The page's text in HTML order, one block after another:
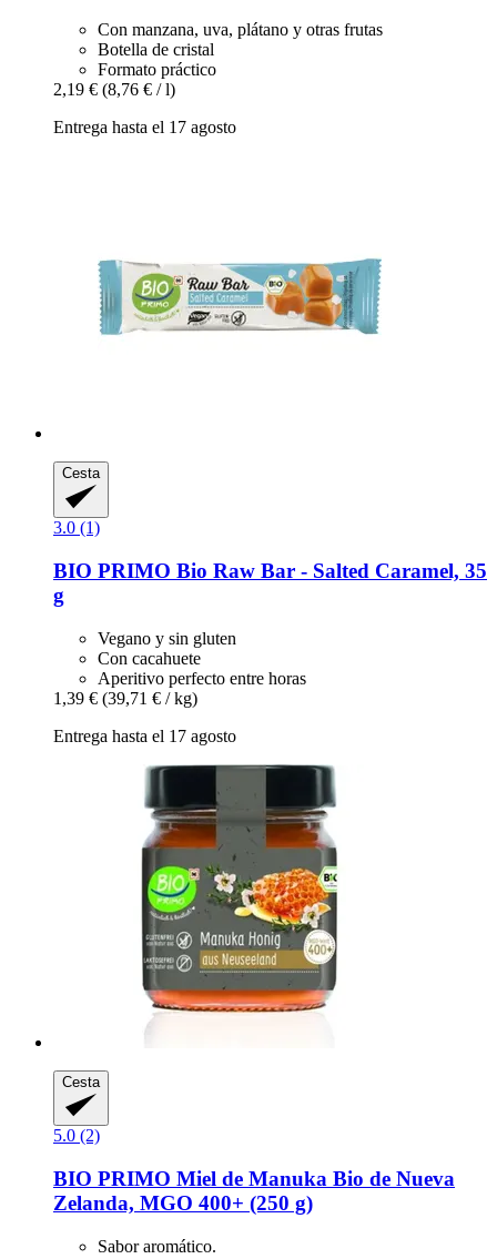
Con manzana, uva, plátano y otras frutas
Botella de cristal
Formato práctico
2,19 € (8,76 € / l)
Entrega hasta el 17 agosto
Cesta
3.0 (1)
BIO PRIMO Bio Raw Bar -​ Salted Caramel, 35
g
Vegano y sin gluten
Con cacahuete
Aperitivo perfecto entre horas
1,39 € (39,71 € / kg)
Entrega hasta el 17 agosto
Cesta
5.0 (2)
BIO PRIMO Miel de Manuka Bio de Nueva
Zelanda, MGO 400+ (250 g)
Sabor aromático.